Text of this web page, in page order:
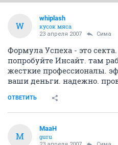
W
whiplash
кусок мяса
23 апреля 2007 Сима
Формула Успеха - это секта.
попробуйте Инсайт. там
жесткие профессионалы.
ваши деньги. надежно.
ОТВЕТИТЬ
M
MaaH
guru